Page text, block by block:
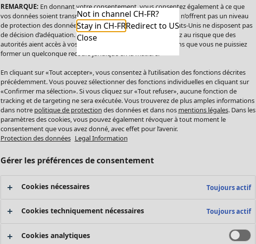
Not in channel CH-FR?
Stay in CH-FRRedirect to US
Close
REMARQUE: En donnant votre consentement, vous consentez également à ce que
vos données soient transmises aux États-Unis. Les États-Unis n’offrent pas un niveau
de protection des données comparable à celui de l’UE. Les États-Unis ne disposent pas
de décision d’adéquation. Par conséquent, vous vous exposez au risque que des
autorités aient accès à vos données à caractère personnel sans que vous ne puissiez
former un quelconque recours juridique en la matière.
En cliquant sur «Tout accepter», vous consentez à l’utilisation des fonctions décrites
précédemment. Vous pouvez sélectionner des fonctions individuelles en cliquant sur
«Confirmer ma sélection». Si vous cliquez sur «Tout refuser», aucune fonction de
tracking et de targeting ne sera exécutée. Vous trouverez de plus amples informations
dans notre politique de protection des données et dans nos mentions légales. Dans les
paramètres des cookies, vous pouvez également révoquer à tout moment le
consentement que vous avez donné, avec effet pour l’avenir.
Protection des données Legal Information
Gérer les préférences de consentement
Cookies nécessaires Toujours actif
Cookies techniquement nécessaires Toujours actif
Cookies analytiques